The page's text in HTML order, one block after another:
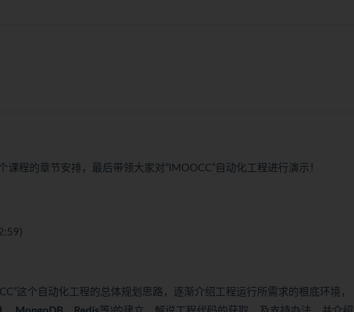
程的章节安排，最后带领大家对”IMOOCC”自动化工程进行演示！
这个自动化工程的总体规划思路，逐渐介绍工程运行所需求的根底环境，